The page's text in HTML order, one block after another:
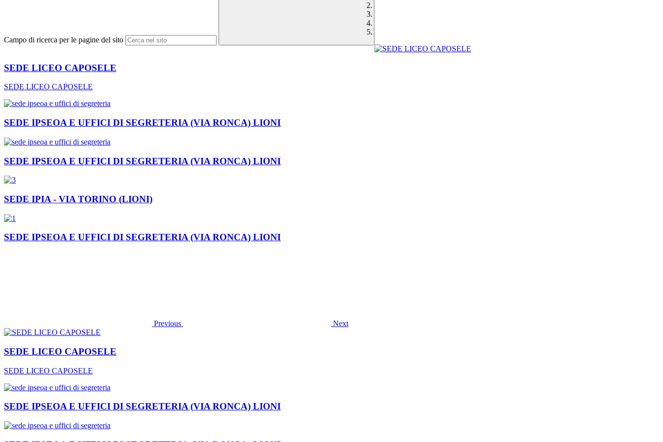
Campo di ricerca per le pagine del sito
SEDE LICEO CAPOSELE
SEDE LICEO CAPOSELE
SEDE IPSEOA E UFFICI DI SEGRETERIA (VIA RONCA) LIONI
SEDE IPSEOA E UFFICI DI SEGRETERIA (VIA RONCA) LIONI
SEDE IPIA - VIA TORINO (LIONI)
SEDE IPSEOA E UFFICI DI SEGRETERIA (VIA RONCA) LIONI
Previous Next
SEDE LICEO CAPOSELE
SEDE LICEO CAPOSELE
SEDE IPSEOA E UFFICI DI SEGRETERIA (VIA RONCA) LIONI